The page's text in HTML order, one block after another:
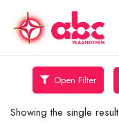
Open Filter
Showing the single result